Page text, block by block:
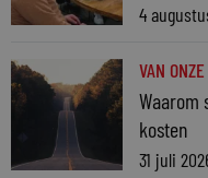
4
VAN
Waarom
kosten
31 juli